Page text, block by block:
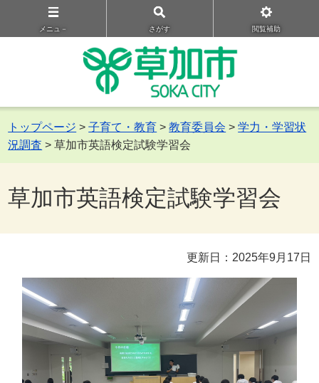
メニュ－ さがす 閲覧補助
トップページ >子育て・教育 >教育委員会 >学力・学習状
況調査 > 草加市英語検定試験学習会
草加市英語検定試験学習会
更新日：2025年9月17日